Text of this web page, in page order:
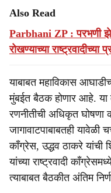
Also Read
Parbhani ZP : परभणी
रोखण्याच्या राष्ट्रवादीच्या
याबाबत महाविकास
मुंबईत बैठक होणार आहे. या
रणनीतीची अधिकृत घोषणा
जागावाटपाबाबतही यावेळी
काँग्रेस, उद्धव ठाकरे यांची
यांच्या राष्ट्रवादी
त्याबाबत बैठकीत अंतिम